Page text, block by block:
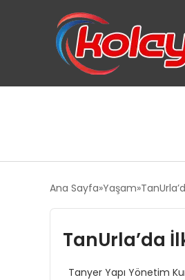
Ana Sayfa Yaşam
TanUrla’da
Tanyer Yapı Yönetim